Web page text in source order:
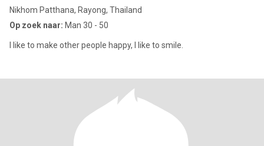
Nikhom Patthana, Rayong, Thailand
Op zoek naar: Man 30 - 50
I like to make other people happy, I like to smile.